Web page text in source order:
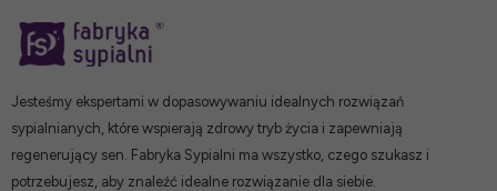
Jesteśmy ekspertami w dopasowywaniu idealnych rozwiązań
sypialnianych, które wspierają zdrowy tryb życia i zapewniają
regenerujący sen. Fabryka Sypialni ma wszystko, czego szukasz i
potrzebujesz, aby znaleźć idealne rozwiązanie dla siebie.